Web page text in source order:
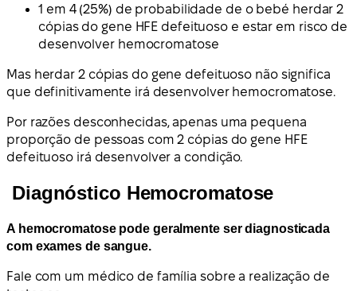
1 em 4 (25%) de probabilidade de o bebé herdar 2
cópias do gene HFE defeituoso e estar em risco de
desenvolver hemocromatose
Mas herdar 2 cópias do gene defeituoso não significa
que definitivamente irá desenvolver hemocromatose.
Por razões desconhecidas, apenas uma pequena
proporção de pessoas com 2 cópias do gene HFE
defeituoso irá desenvolver a condição.
Diagnóstico Hemocromatose
A hemocromatose pode geralmente ser diagnosticada
com exames de sangue.
Fale com um médico de família sobre a realização de